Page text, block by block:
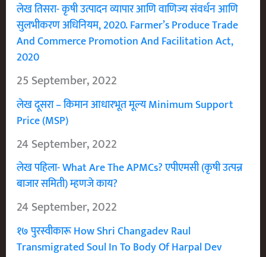
लेख तिसरा- कृषी उत्पादन व्यापार आणि वाणिज्य संवर्धन आणि
सुलभीकरण अधिनियम, 2020. Farmer’s Produce Trade
And Commerce Promotion And Facilitation Act,
2020
25 September, 2022
लेख दूसरा – किमान आधारभूत मूल्य Minimum Support
Price (MSP)
24 September, 2022
लेख पहिला- What Are The APMCs? एपीएमसी (कृषी उत्पन्न
बाजार समिती) म्हणजे काय?
24 September, 2022
१७ पुरस्वीकारू How Shri Changadev Raul
Transmigrated Soul In To Body Of Harpal Dev